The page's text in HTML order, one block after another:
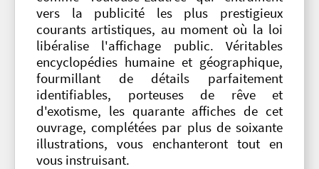
vers la publicité les plus prestigieux
courants artistiques, au moment où la loi
libéralise l'affichage public. Véritables
encyclopédies humaine et géographique,
fourmillant de détails parfaitement
identifiables, porteuses de rêve et
d'exotisme, les quarante affiches de cet
ouvrage, complétées par plus de soixante
illustrations, vous enchanteront tout en
vous instruisant.